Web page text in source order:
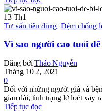
13 Th1
Tư vấn tiêu dùng, Đệm chống
Vì sao người cao tuổi
Đăng bởi Thảo Nguyễn
Tháng 10 2, 2021
0
Đối với những người già và
gian dài, tình trạng lở loét xảy
Tiếp tục đọc